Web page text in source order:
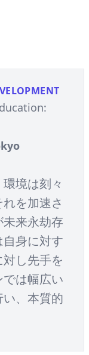
境は刻々
を加速さ
来永劫存
身に対す
し先手を
は幅広い
、本質的